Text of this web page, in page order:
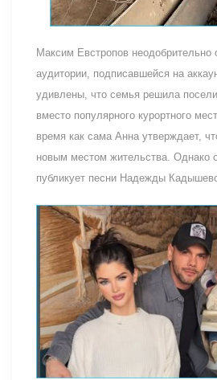
Максим Евстропов неодобрительно
аудитории, подписавшейся на
удивлены, что семья решила
вместо популярного курортного
время как сама Анна утверждает,
новым местом жительства. Однако
публикует песни Надежды